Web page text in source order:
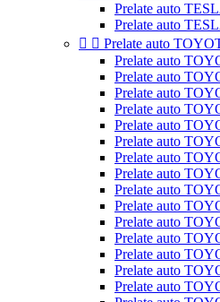
Prelate auto
Prelate auto
  Prelate auto
Prelate auto
Prelate auto
Prelate auto
Prelate auto
Prelate auto
Prelate auto
Prelate auto
Prelate auto
Prelate auto
Prelate auto
Prelate auto
Prelate auto
Prelate auto
Prelate auto
Prelate auto